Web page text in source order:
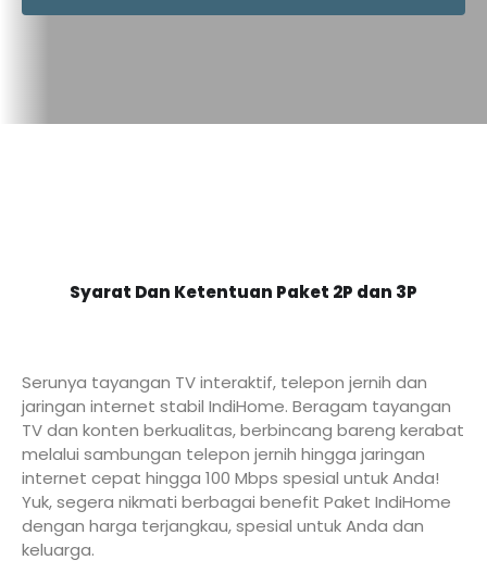
Syarat Dan Ketentuan Paket 2P dan 3P
Serunya tayangan TV interaktif, telepon jernih dan
jaringan internet stabil IndiHome. Beragam tayangan
TV dan konten berkualitas, berbincang bareng kerabat
melalui sambungan telepon jernih hingga jaringan
internet cepat hingga 100 Mbps spesial untuk Anda!
Yuk, segera nikmati berbagai benefit Paket IndiHome
dengan harga terjangkau, spesial untuk Anda dan
keluarga.